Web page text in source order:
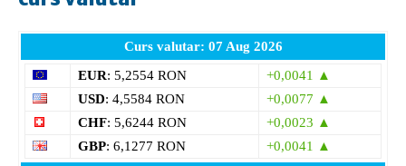
Curs valutar: 07 Aug 2026
EUR: 5,2554 RON
+0,0041 ▲
USD: 4,5584 RON
+0,0077 ▲
CHF: 5,6244 RON
+0,0023 ▲
GBP: 6,1277 RON
+0,0041 ▲